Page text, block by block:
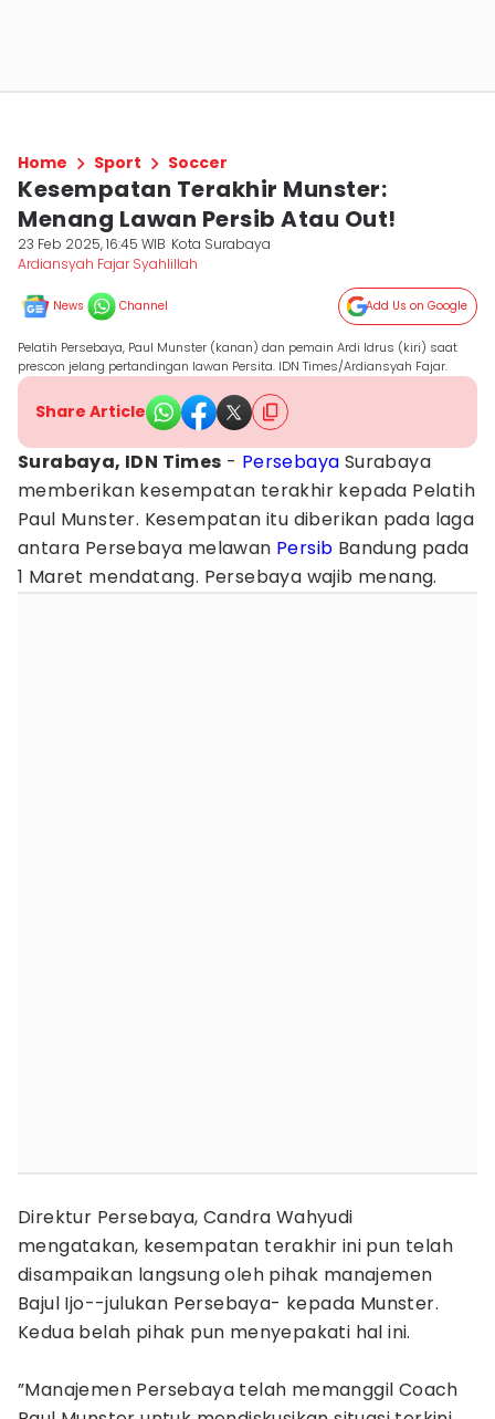
Home Sport Soccer
Kesempatan Terakhir Munster:
Menang Lawan Persib Atau Out!
23 Feb 2025, 16:45 WIB Kota Surabaya
Ardiansyah Fajar Syahlillah
News Channel Add Us on Google
Pelatih Persebaya, Paul Munster (kanan) dan pemain Ardi Idrus (kiri) saat
prescon jelang pertandingan lawan Persita. IDN Times/Ardiansyah Fajar.
Share Article
Surabaya, IDN Times - Persebaya Surabaya
memberikan kesempatan terakhir kepada Pelatih
Paul Munster. Kesempatan itu diberikan pada laga
antara Persebaya melawan Persib Bandung pada
1 Maret mendatang. Persebaya wajib menang.
Direktur Persebaya, Candra Wahyudi
mengatakan, kesempatan terakhir ini pun telah
disampaikan langsung oleh pihak manajemen
Bajul Ijo--julukan Persebaya- kepada Munster.
Kedua belah pihak pun menyepakati hal ini.
”Manajemen Persebaya telah memanggil Coach